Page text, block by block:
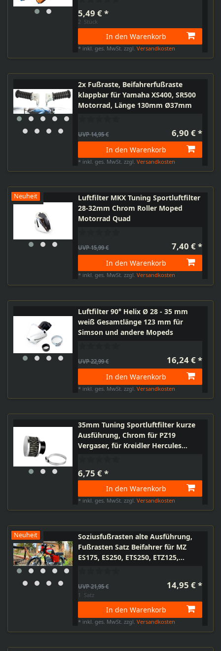
5,49 € *
2 Stück
In den Warenkorb
* inkl. ges. MwSt. zzgl.Versandkosten
2x Fußraste, Beifahrerfußraste
klappbar für Yamaha XS400, SR500
Motorrad, Länge 130mm Ø37mm
UVP 14,95 € 6,90 € *
In den Warenkorb
* inkl. ges. MwSt. zzgl.Versandkosten
Neuheit
Luftfilter MKX Tuning Sportluftfilter
28-32mm Chrom Roller Moped
Motorrad Quad
UVP 15,99 € 7,40 € *
In den Warenkorb
* inkl. ges. MwSt. zzgl.Versandkosten
Luftfilter 90° Helix Ø 28 - 35 mm
weiß Gesamtlänge 123 mm für
Simson und andere Mopeds
UVP 22,99 € 16,24 € *
In den Warenkorb
* inkl. ges. MwSt. zzgl.Versandkosten
35mm Tuning Sportluftfilter kurze
Ausführung, Chrom für PZ19
Vergaser, für Kreidler Hercules
6,75 € *
In den Warenkorb
* inkl. ges. MwSt. zzgl.Versandkosten
Neuheit
Soziusfußrasten alte Ausführung,
Fußrasten Satz Beifahrer für MZ
ES175, ES250, ETS250, ETZ125,
UVP 21,95 € 14,95 € *
1 Satz
In den Warenkorb
* inkl. ges. MwSt. zzgl.Versandkosten